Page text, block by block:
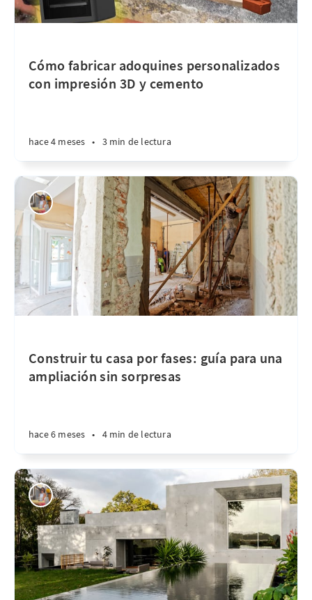
Cómo fabricar adoquines personalizados
con impresión 3D y cemento
hace 4 meses • 3 min de lectura
Construir tu casa por fases: guía para una
ampliación sin sorpresas
hace 6 meses • 4 min de lectura